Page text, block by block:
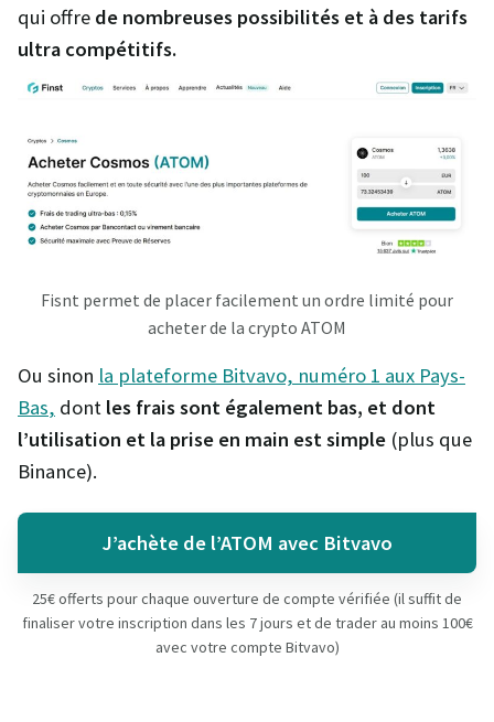
qui offre de nombreuses possibilités et à des tarifs
ultra compétitifs.
Fisnt permet de placer facilement un ordre limité pour
acheter de la crypto ATOM
Ou sinon la plateforme Bitvavo, numéro 1 aux Pays-
Bas, dont les frais sont également bas, et dont
l’utilisation et la prise en main est simple (plus que
Binance).
J’achète de l’ATOM avec Bitvavo
25€ offerts pour chaque ouverture de compte vérifiée (il suffit de
finaliser votre inscription dans les 7 jours et de trader au moins 100€
avec votre compte Bitvavo)